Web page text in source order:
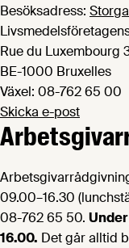
Besöksadress:
Rue du Luxembourg
BE-1000 Bruxelles
Växel: 08-762 65 00
Skicka e-post
09.00–16.30
08-762 65 50.
16.00. Det går alltid